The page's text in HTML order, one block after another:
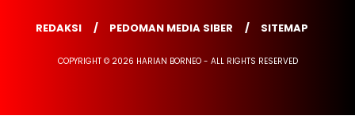
REDAKSI PEDOMAN MEDIA SIBER SITEMAP
COPYRIGHT © 2026 HARIAN BORNEO - ALL RIGHTS RESERVED